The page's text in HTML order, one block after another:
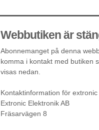
Webbutiken är
Abonnemanget på denna
komma i kontakt med butiken
visas nedan.
Kontaktinformation för extronic
Extronic Elektronik AB
Fräsarvägen 8